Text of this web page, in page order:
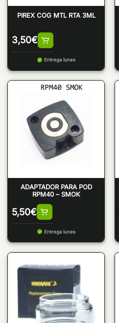
PIREX COG MTL RTA 3ML
3,50€
Entrega lunes
ADAPTADOR PARA POD
RPM40 – SMOK
5,50€
Entrega lunes